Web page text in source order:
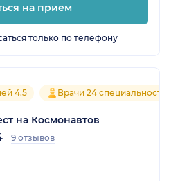
на прием
только по телефону
4.5 Врачи 24
на Космонавтов
9 отзывов